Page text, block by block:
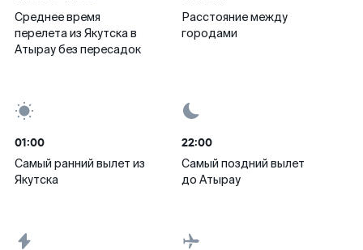
Среднее время
перелета из Якутска в
Атырау без пересадок
Расстояние между
городами
01:00
Самый ранний вылет из
Якутска
22:00
Самый поздний вылет
до Атырау